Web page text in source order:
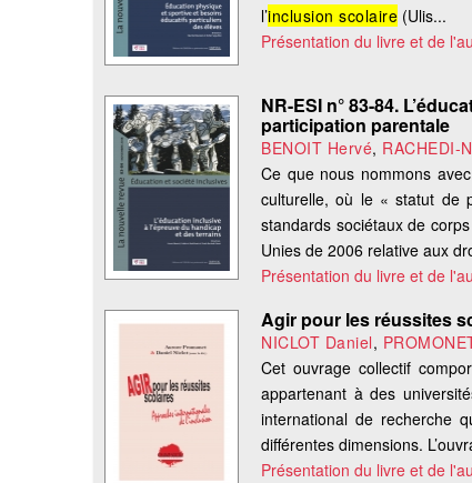
l’inclusion scolaire (Ulis...
Présentation du livre et de
NR-ESI n° 83-84.
participation parentale
BENOIT Hervé, RACHEDI-
Ce que nous nommons
culturelle, où le « statut de
standards sociétaux de
Unies de 2006 relative aux
Présentation du livre et de
Agir pour les réussites
NICLOT Daniel,
Cet ouvrage collectif
appartenant à des
international de recherche
différentes dimensions.
Présentation du livre et de